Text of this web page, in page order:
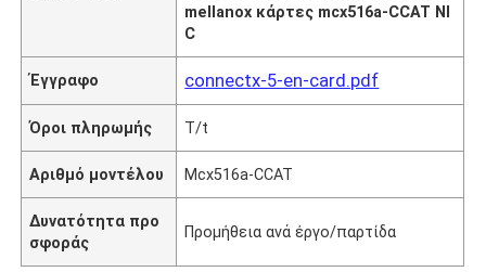
mellanox κάρτες mcx516a-CCAT NI
C
Έγγραφο connectx-5-en-card.pdf
Όροι πληρωμής T/t
Αριθμό μοντέλου Mcx516a-CCAT
Δυνατότητα προ
σφοράς
Προμήθεια ανά έργο/παρτίδα